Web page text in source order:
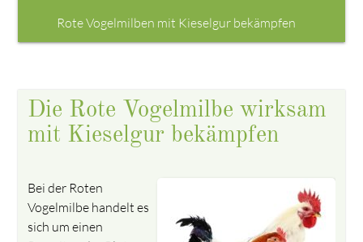
Rote Vogelmilben mit Kieselgur bekämpfen
Die Rote Vogelmilbe wirksam
mit Kieselgur bekämpfen
Bei der Roten
Vogelmilbe handelt es
sich um einen